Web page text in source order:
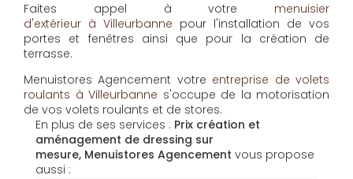
Faites appel à votre menuisier
d'extérieur à Villeurbanne pour l'installation de vos
portes et fenêtres ainsi que pour la création de
terrasse.
Menuistores Agencement votre entreprise de volets
roulants à Villeurbanne s'occupe de la motorisation
de vos volets roulants et de stores.
En plus de ses services : Prix création et
aménagement de dressing sur
mesure, Menuistores Agencement vous propose
aussi :